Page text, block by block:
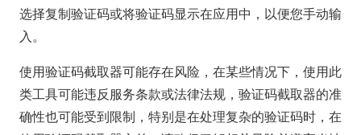
选择复制验证码或将验证码显示在应用中，以便您手动输
入。
使用验证码截取器可能存在风险，在某些情况下，使用此
类工具可能违反服务条款或法律法规，验证码截取器的准
确性也可能受到限制，特别是在处理复杂的验证码时，在